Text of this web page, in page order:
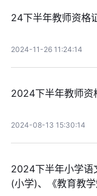
24下半年教师资格
2024-11-26 11:24:14
2024下半年教师资
2024-08-13 15:30:14
2024下半年小学语
(小学)、《教育教学